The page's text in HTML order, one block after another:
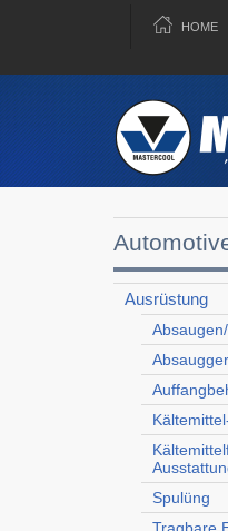
HOME
Ausrüstung
Spulüng